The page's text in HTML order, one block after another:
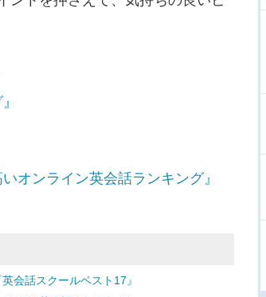
オンライン英会話ランキング』
会話スクールベスト17』